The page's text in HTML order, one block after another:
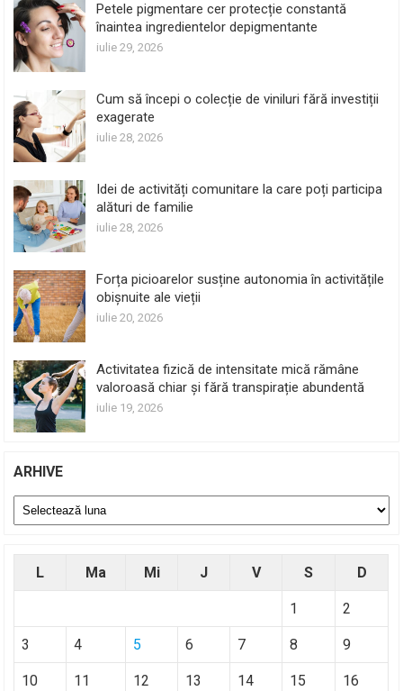
Petele pigmentare cer protecție constantă
înaintea ingredientelor depigmentante
iulie 29, 2026
Cum să începi o colecție de viniluri fără investiții
exagerate
iulie 28, 2026
Idei de activități comunitare la care poți participa
alături de familie
iulie 28, 2026
Forța picioarelor susține autonomia în activitățile
obișnuite ale vieții
iulie 20, 2026
Activitatea fizică de intensitate mică rămâne
valoroasă chiar și fără transpirație abundentă
iulie 19, 2026
ARHIVE
Arhive
L Ma Mi J V S D
1 2
3 4 5 6 7 8 9
10 11 12 13 14 15 16